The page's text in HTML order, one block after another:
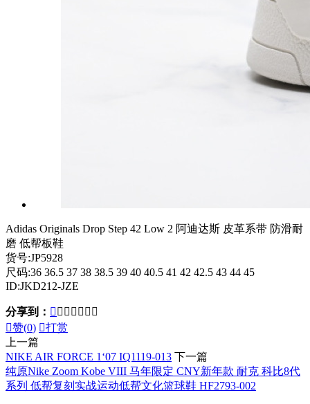
Adidas Originals Drop Step 42 Low 2 阿迪达斯 皮革系带 防滑耐
磨 低帮板鞋
货号:JP5928
尺码:36 36.5 37 38 38.5 39 40 40.5 41 42 42.5 43 44 45
ID:JKD212-JZE
分享到：       
赞(0) 打赏
上一篇
NIKE AIR FORCE 1‘07 IQ1119-013 下一篇
纯原Nike Zoom Kobe VIII 马年限定 CNY新年款 耐克 科比8代
系列 低帮复刻实战运动低帮文化篮球鞋 HF2793-002